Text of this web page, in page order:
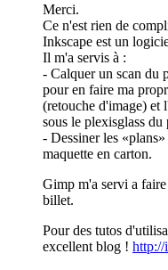
Merci.
Ce n'est rien de
Inkscape est un
Il m'a servis à :
- Calquer un scan du
pour en faire ma
(retouche d'image) et
sous le plexisglass
- Dessiner les
maquette en carton.
Gimp m'a servi a
billet.
Pour des tutos
excellent blog ! http://